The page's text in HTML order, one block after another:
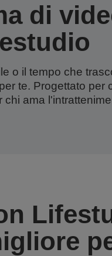
di
o il tempo che
te. Progettato per
chi ama